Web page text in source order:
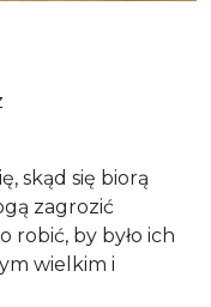
skąd się biorą
zagrozić
robić, by było ich
wielkim i